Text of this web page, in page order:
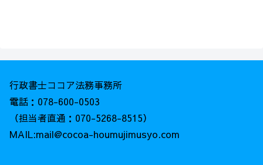
行政書士ココア法務事務所
電話：078-600-0503
（担当者直通：070-5268-8515）
MAIL:mail@cocoa-houmujimusyo.com